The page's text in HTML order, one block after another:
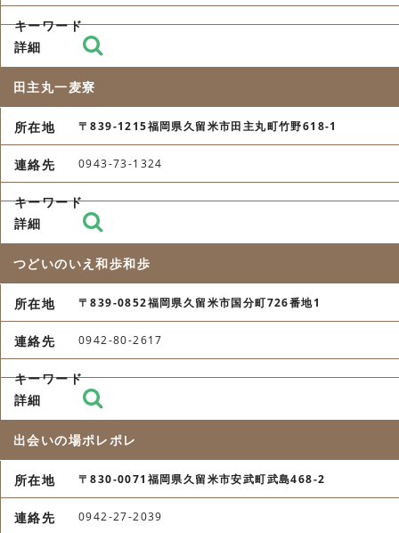
田主丸一麦寮
〒839-1215福岡県久留米市田主丸町竹野618-1
0943-73-1324
つどいのいえ和歩和歩
〒839-0852福岡県久留米市国分町726番地1
0942-80-2617
出会いの場ポレポレ
〒830-0071福岡県久留米市安武町武島468-2
0942-27-2039